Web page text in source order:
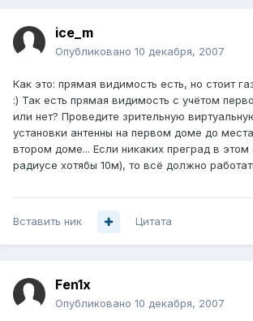
ice_m
Опубликовано 10 декабря, 2007
Как это: прямая видимость есть, но стоит
:) Так есть прямая видимость с учётом
или нет? Проведите зрительную
установки антенны на первом доме до
втором доме... Если никаких преград в этом
радиусе хотябы 10м), то всё должно
Вставить ник Цитата
Fen1x
Опубликовано 10 декабря, 2007